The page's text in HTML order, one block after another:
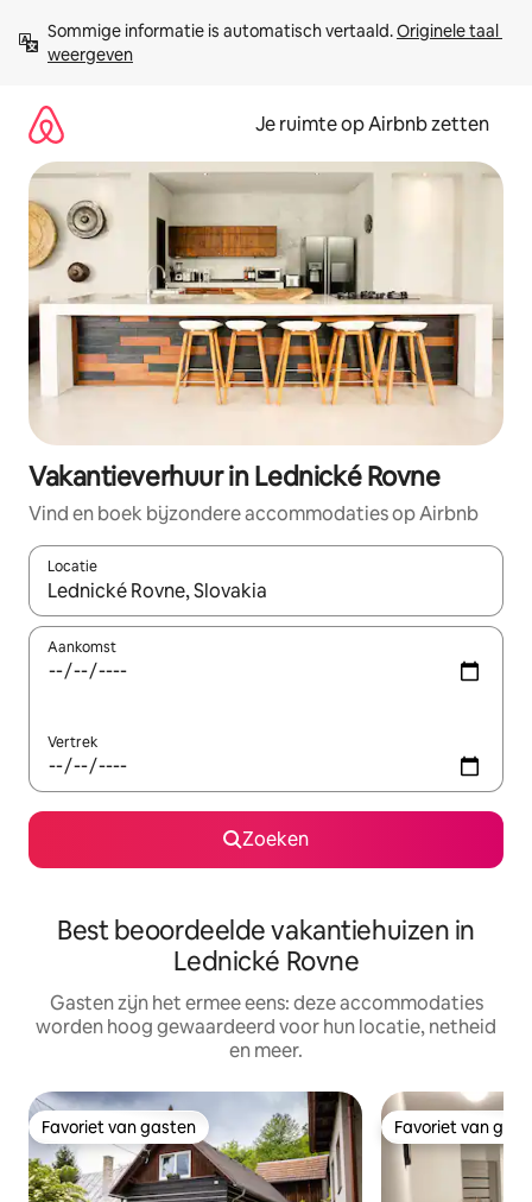
direct
naar
Sommige informatie is automatisch vertaald. Originele taal
weergeven
Je ruimte op Airbnb zetten
Vakantieverhuur in Lednické Rovne
Vind en boek bijzondere accommodaties op Airbnb
Locatie
Wanneer er suggesties beschikbaar zijn, maak je een keuze
Aankomst
Vertrek
Zoeken
Best beoordeelde vakantiehuizen in
Lednické Rovne
Gasten zijn het ermee eens: deze accommodaties
worden hoog gewaardeerd voor hun locatie, netheid
en meer.
Favoriet van gasten
Favoriet van gasten Favoriet van
Favoriet van